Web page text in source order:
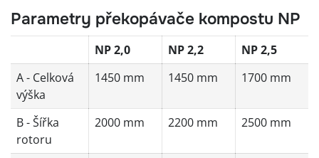
Parametry překopávače kompostu NP
NP 2,0 NP 2,2
NP 2,5
A - Celková
výška
1450 mm 1450 mm 1700 mm
B - Šířka
rotoru
2000 mm 2200 mm 2500 mm